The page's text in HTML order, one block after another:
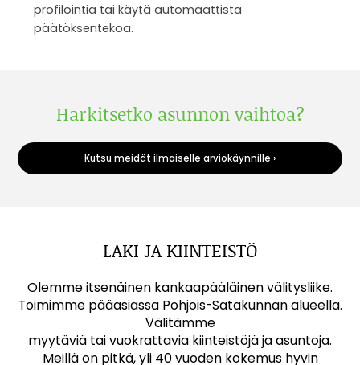
profilointia tai käytä automaattista
päätöksentekoa.
Harkitsetko asunnon vaihtoa?
Kutsu meidät ilmaiselle arviokäynnille ›
LAKI JA KIINTEISTÖ
Olemme itsenäinen kankaapääläinen välitysliike.
Toimimme pääasiassa Pohjois-Satakunnan alueella.
Välitämme
myytäviä tai vuokrattavia kiinteistöjä ja asuntoja.
Meillä on pitkä, yli 40 vuoden kokemus hyvin